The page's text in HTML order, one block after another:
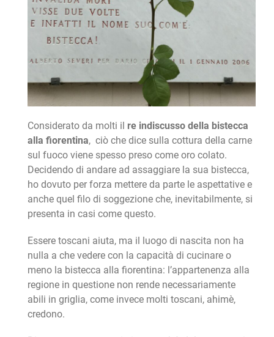
Considerato da molti il re indiscusso della bistecca
alla fiorentina, ciò che dice sulla cottura della carne
sul fuoco viene spesso preso come oro colato.
Decidendo di andare ad assaggiare la sua bistecca,
ho dovuto per forza mettere da parte le aspettative e
anche quel filo di soggezione che, inevitabilmente, si
presenta in casi come questo.
Essere toscani aiuta, ma il luogo di nascita non ha
nulla a che vedere con la capacità di cucinare o
meno la bistecca alla fiorentina: l’appartenenza alla
regione in questione non rende necessariamente
abili in griglia, come invece molti toscani, ahimè,
credono.